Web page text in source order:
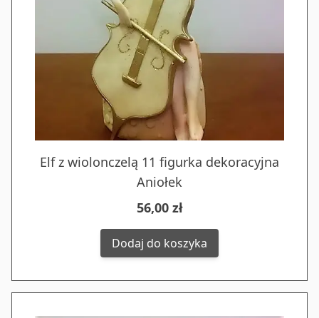
Elf z wiolonczelą 11 figurka dekoracyjna
Aniołek
56,00 zł
Dodaj do koszyka